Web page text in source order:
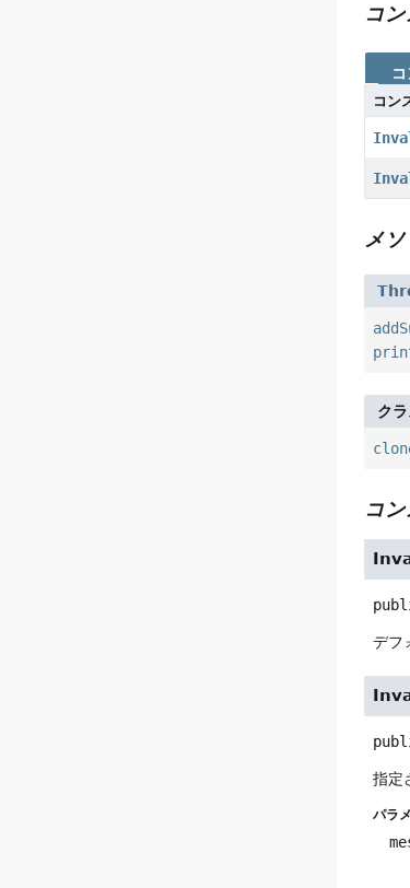
コ
コン
メ
ク
コ
デフ
指定
パラ